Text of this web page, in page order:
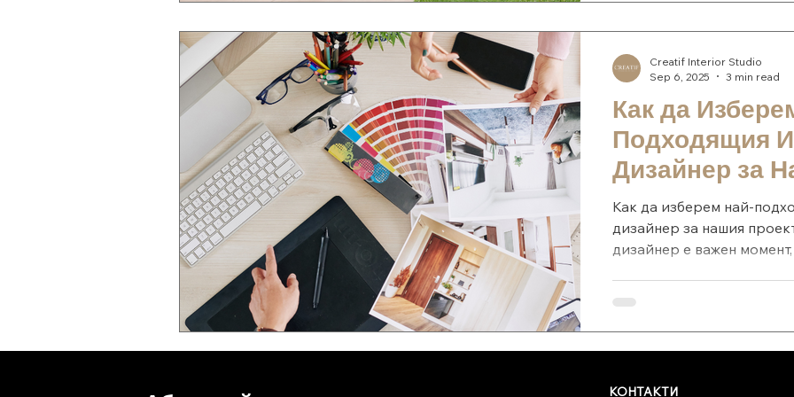
живот. През 2026 г. в
технологии, които
Как да
Подходящия
Дизайнер за
Как да изберем най-
дизайнер за нашия
дизайнер е важен
съществуващо място,
да направи съществена
проучвания, клиентите,
Creatif Interior Studio
Sep 6, 2025
3 min read
КОНТАКТИ